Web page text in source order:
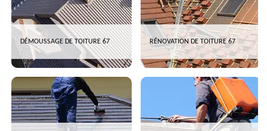
DÉMOUSSAGE DE TOITURE 67 RÉNOVATION DE TOITURE 67